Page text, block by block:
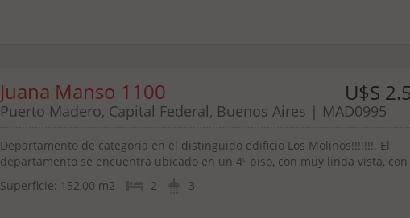
Juana Manso 1100 U$S
Puerto Madero, Capital Federal, Buenos Aires | MAD0995
Departamento de categoria en el distinguido edificio Los Molinos!!!!!!!. El
departamento se encuentra ubicado en un 4º piso, con muy linda vista, con
Superficie: 152,00 m2 2 3